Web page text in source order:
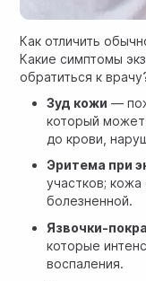
Как отличить
Какие симптомы
обратиться к
Зуд кожи —
который может
до крови,
Эритема при
участков;
болезненной.
Язвочки-
которые
воспаления.